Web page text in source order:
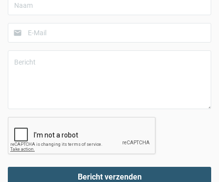
Bericht verzenden